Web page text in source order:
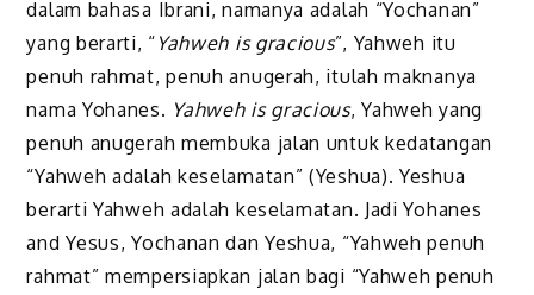
dalam bahasa Ibrani, namanya adalah “Yochanan”
yang berarti, “ Yahweh is gracious”, Yahweh itu
penuh rahmat, penuh anugerah, itulah maknanya
nama Yohanes. Yahweh is gracious, Yahweh yang
penuh anugerah membuka jalan untuk kedatangan
“Yahweh adalah keselamatan” (Yeshua). Yeshua
berarti Yahweh adalah keselamatan. Jadi Yohanes
and Yesus, Yochanan dan Yeshua, “Yahweh penuh
rahmat” mempersiapkan jalan bagi “Yahweh penuh